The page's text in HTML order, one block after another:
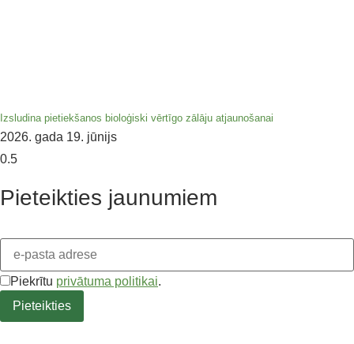
Izsludina pietiekšanos bioloģiski vērtīgo zālāju atjaunošanai
2026. gada 19. jūnijs
Pieteikties jaunumiem
Piekrītu privātuma politikai.